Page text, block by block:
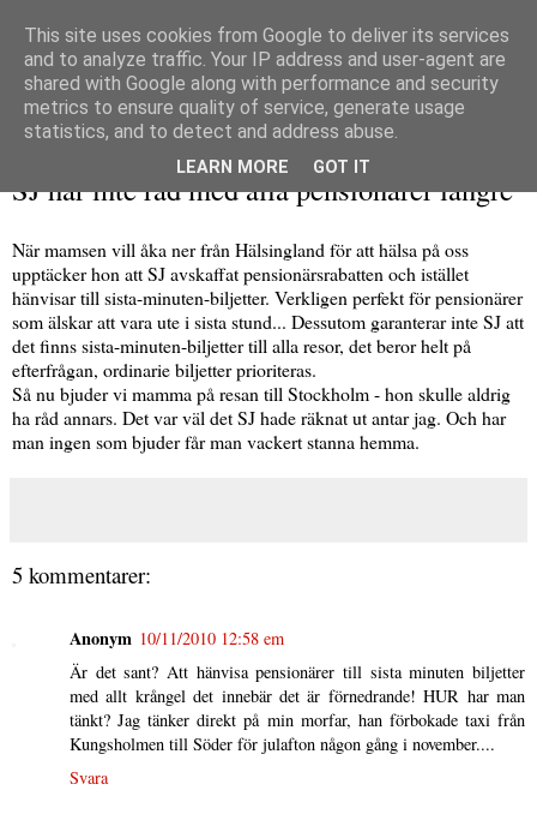
SJ har inte råd med alla pensionärer längre
När mamsen vill åka ner från Hälsingland för att hälsa på oss
upptäcker hon att SJ avskaffat pensionärsrabatten och istället
hänvisar till sista-minuten-biljetter. Verkligen perfekt för pensionärer
som älskar att vara ute i sista stund... Dessutom garanterar inte SJ att
det finns sista-minuten-biljetter till alla resor, det beror helt på
efterfrågan, ordinarie biljetter prioriteras.
Så nu bjuder vi mamma på resan till Stockholm - hon skulle aldrig
ha råd annars. Det var väl det SJ hade räknat ut antar jag. Och har
man ingen som bjuder får man vackert stanna hemma.
5 kommentarer:
Anonym 10/11/2010 12:58 em
Är det sant? Att hänvisa pensionärer till sista minuten biljetter
med allt krångel det innebär det är förnedrande! HUR har man
tänkt? Jag tänker direkt på min morfar, han förbokade taxi från
Kungsholmen till Söder för julafton någon gång i november....
Svara
This site uses cookies from Google to deliver its services
and to analyze traffic. Your IP address and user-agent are
shared with Google along with performance and security
metrics to ensure quality of service, generate usage
statistics, and to detect and address abuse.
LEARN MORE GOT IT